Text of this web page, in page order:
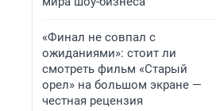
«Финал не совпал с
ожиданиями»: стоит ли
смотреть фильм «Старый
орел» на большом экране —
честная рецензия